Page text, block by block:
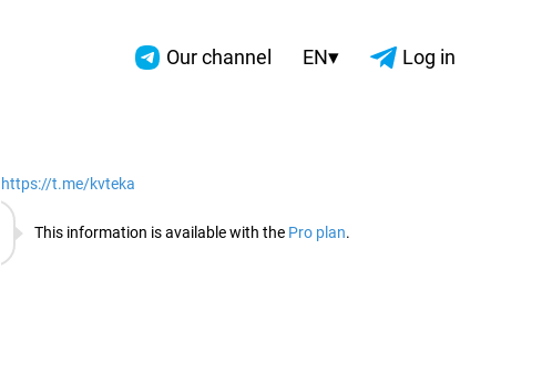
Our channel EN▾ Log in
https://t.me/kvteka
This information is available with the Pro plan.
07.08.2026
EURO